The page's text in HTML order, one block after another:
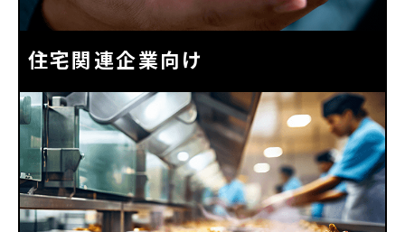
住宅関連企業向け